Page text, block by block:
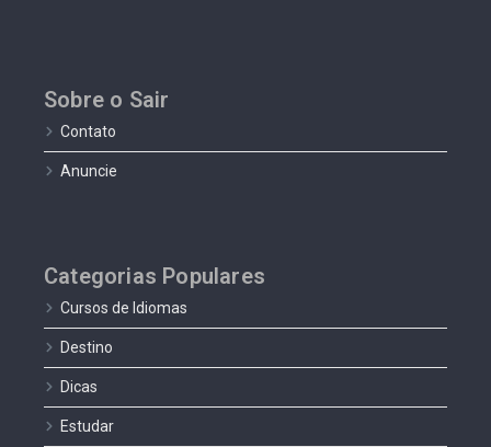
Sobre o Sair
Contato
Anuncie
Categorias Populares
Cursos de Idiomas
Destino
Dicas
Estudar